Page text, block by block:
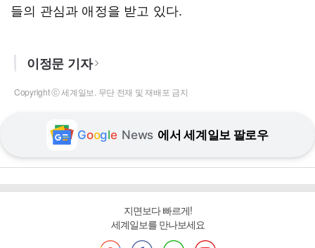
들의 관심과 애정을 받고 있다.
이정문 기자
Copyright ⓒ 세계일보. 무단 전재 및 재배포 금지
Google News 에서 세계일보 팔로우
지면보다 빠르게!
세계일보를 만나보세요